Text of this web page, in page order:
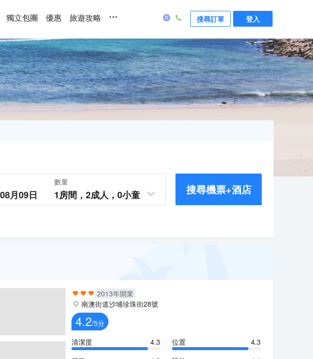
獨立包團 優惠 旅遊攻略 ... 搜尋訂單 登入
月09日
數量
1房間， 2成人， 0小童 搜尋機票+酒店
2013年開業
南澳街道沙埔珍珠街28號
4.2/5分
清潔度
4.3 位置
4.3